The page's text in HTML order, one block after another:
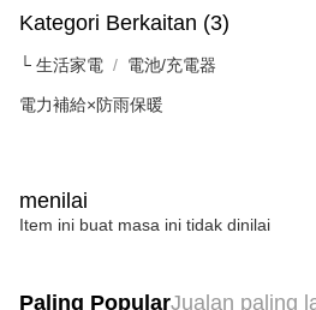
AFTEE
Pertama, Mengenai Perkhidmatan AFTEE
1. Dengan memilih AFTEE sebagai kaedah
pengesahan AFTEE akan muncul.
4. Setelah pesanan disahkan, anda akan
manakala ahli aplikasi akan menerima
NT$60/pesanan | Penghantaran
付款後全家取貨
Kategori Berkaitan (3)
└ 生活家電 電池/充電器
電力補給×防雨保暖
menilai
Item ini buat masa ini tidak dinilai
Paling PopularJualan paling